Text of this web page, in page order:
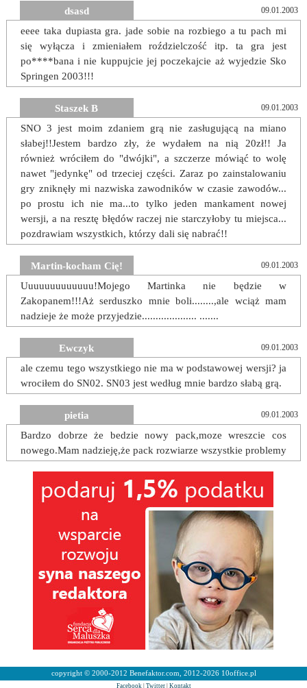
dsasd 09.01.2003
eeee taka dupiasta gra. jade sobie na rozbiego a tu pach mi
się wyłącza i zmieniałem roździelczość itp. ta gra jest
po****bana i nie kuppujcie jej poczekajcie aż wyjedzie Sko
Springen 2003!!!
Staszek B 09.01.2003
SNO 3 jest moim zdaniem grą nie zasługującą na miano
słabej!!Jestem bardzo zły, że wydałem na nią 20zł!! Ja
również wróciłem do "dwójki", a szczerze mówiąć to wolę
nawet "jedynkę" od trzeciej części. Zaraz po zainstalowaniu
gry zniknęły mi nazwiska zawodników w czasie zawodów...
po prostu ich nie ma...to tylko jeden mankament nowej
wersji, a na resztę błędów raczej nie starczyłoby tu miejsca...
pozdrawiam wszystkich, którzy dali się nabrać!!
Martin-kocham Cię! 09.01.2003
Uuuuuuuuuuuuu!Mojego Martinka nie będzie w
Zakopanem!!!Aż serduszko mnie boli........,ale wciąż mam
nadzieje że może przyjedzie.................... .......
Ewczyk 09.01.2003
ale czemu tego wszystkiego nie ma w podstawowej wersji? ja
wrociłem do SN02. SN03 jest według mnie bardzo słabą grą.
pietia 09.01.2003
Bardzo dobrze że bedzie nowy pack,moze wreszcie cos
nowego.Mam nadzieję,że pack rozwiarze wszystkie problemy
copyright © 2000-2012 Benefaktor.com, 2012-2026 10office.pl
Facebook| Twitter| Kontakt